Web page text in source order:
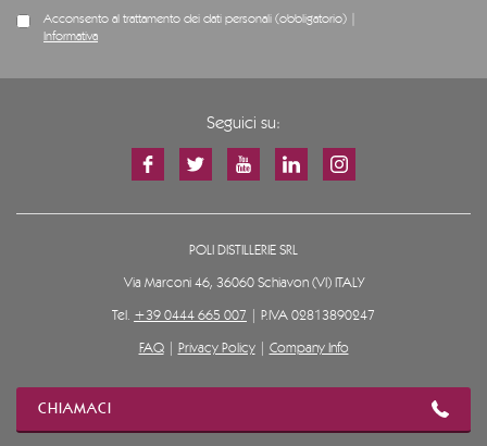
Acconsento al trattamento dei dati personali (obbligatorio) |
Informativa
Seguici su:
POLI DISTILLERIE SRL
Via Marconi 46, 36060 Schiavon (VI) ITALY
Tel. +39 0444 665 007 | P.IVA 02813890247
FAQ| Privacy Policy| Company Info
CHIAMACI